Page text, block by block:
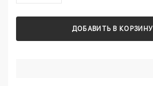
ДОБАВИТЬ В КОРЗИНУ